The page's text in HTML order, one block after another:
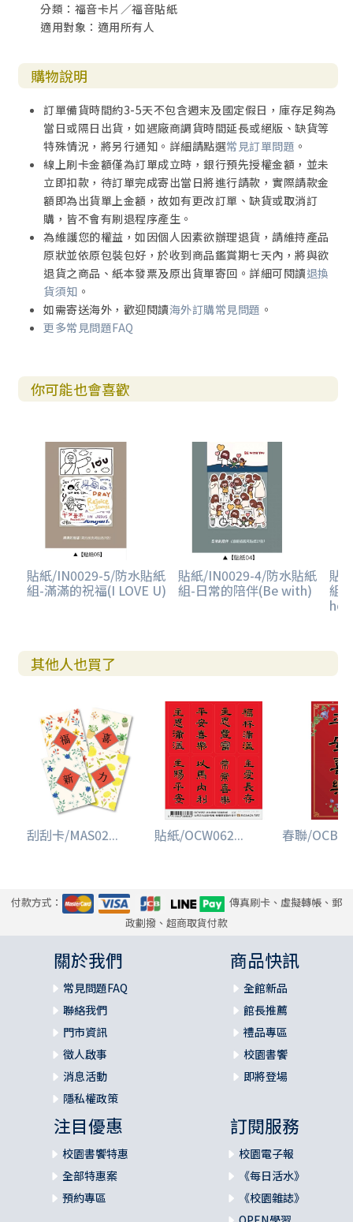
分類：福音卡片／福音貼紙
適用對象：適用所有人
購物說明
訂單備貨時間約3-5天不包含週末及國定假日，庫存足夠為
當日或隔日出貨，如遇廠商調貨時間延長或絕版、缺貨等
特殊情況，將另行通知。詳細請點選常見訂單問題 。
線上刷卡金額僅為訂單成立時，銀行預先授權金額，並未
立即扣款，待訂單完成寄出當日將進行請款，實際請款金
額即為出貨單上金額，故如有更改訂單、缺貨或取消訂
購，皆不會有刷退程序產生。
為維護您的權益，如因個人因素欲辦理退貨，請維持產品
原狀並依原包裝包好，於收到商品鑑賞期七天內，將與欲
退貨之商品、紙本發票及原出貨單寄回。詳細可閱讀退換
貨須知 。
如需寄送海外，歡迎閱讀海外訂購常見問題 。
更多常見問題FAQ
你可能也會喜歡
貼紙/IN0029-5/防水貼紙
組-滿滿的祝福(I LOVE U)
貼紙/IN0029-4/防水貼紙
組-日常的陪伴(Be with)
貼
組-
其他人也買了
刮刮卡/MAS02... 貼紙/OCW062... 春聯/
付款方式：
傳真刷卡、虛擬轉帳、郵
政劃撥、超商取貨付款
關於我們
常見問題FAQ
聯絡我們
門市資訊
徵人啟事
消息活動
隱私權政策
商品快訊
全館新品
館長推薦
禮品專區
校園書饗
即將登場
注目優惠
校園書饗特惠
全部特惠案
預約專區
訂閱服務
校園電子報
《每日活水》
《校園雜誌》